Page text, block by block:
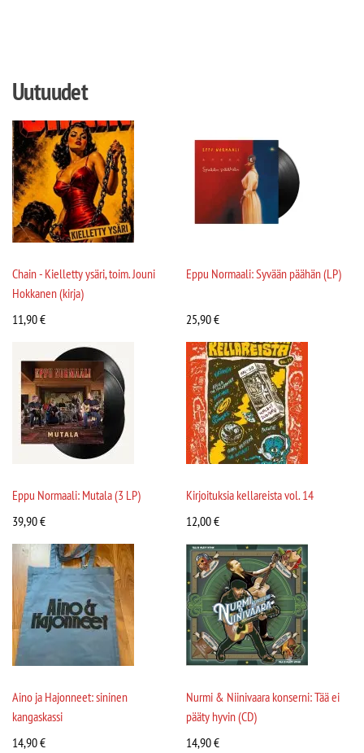
Uutuudet
Chain - Kielletty ysäri, toim. Jouni
Hokkanen (kirja)
11,90€
Eppu Normaali: Syvään päähän (LP)
25,90€
Eppu Normaali: Mutala (3 LP)
39,90€
Kirjoituksia kellareista vol. 14
12,00€
Aino ja Hajonneet: sininen
kangaskassi
14,90€
Nurmi & Niinivaara konserni: Tää ei
pääty hyvin (CD)
14,90€